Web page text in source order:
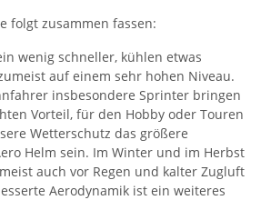
folgt zusammen fassen:
wenig schneller, kühlen etwas
auf einem sehr hohen Niveau.
insbesondere Sprinter bringen
Vorteil, für den Hobby oder Touren
Wetterschutz das größere
Helm sein. Im Winter und im Herbst
auch vor Regen und kalter Zugluft
Aerodynamik ist ein weiteres